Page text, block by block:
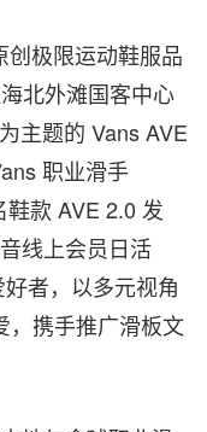
创极限运动鞋服品
北外滩国客中心
主题的 Vans AVE
职业滑手
鞋款 AVE 2.0 发
线上会员日活
者，以多元视角
，携手推广滑板文